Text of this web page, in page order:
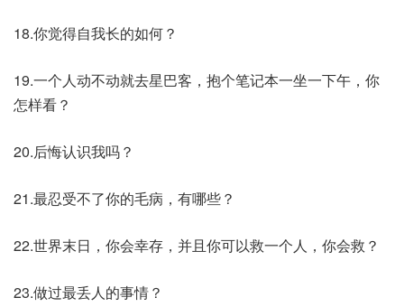
18.你觉得自我长的如何？
19.一个人动不动就去星巴客，抱个笔记本一坐一下午，你
怎样看？
20.后悔认识我吗？
21.最忍受不了你的毛病，有哪些？
22.世界末日，你会幸存，并且你可以救一个人，你会救？
23.做过最丢人的事情？